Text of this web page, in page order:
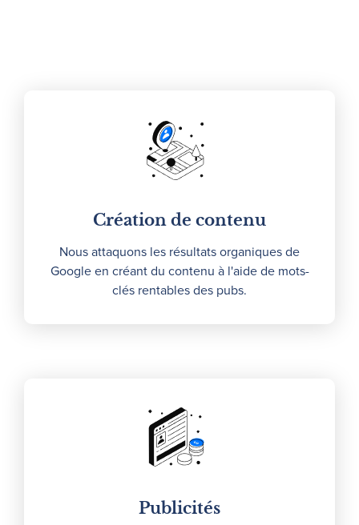
Création de contenu
Nous attaquons les résultats organiques de
Google en créant du contenu à l'aide de mots-
clés rentables des pubs.
Publicités